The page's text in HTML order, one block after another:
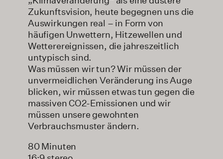
Zukunftsvision, heute begegnen uns die
Auswirkungen real – in Form von
häufigen Unwettern, Hitzewellen und
Wetterereignissen, die jahreszeitlich
untypisch sind.
Was müssen wir tun? Wir müssen der
unvermeidlichen Veränderung ins Auge
blicken, wir müssen etwas tun gegen die
massiven CO2-Emissionen und wir
müssen unsere gewohnten
Verbrauchsmuster ändern.
80 Minuten